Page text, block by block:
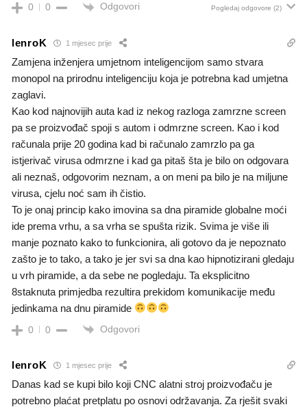
0 0 Odgovori Pogledaj odgovore (2)
lenroK 1 mjesec prije
Zamjena inženjera umjetnom inteligencijom samo stvara
monopol na prirodnu inteligenciju koja je potrebna kad umjetna
zaglavi.
Kao kod najnovijih auta kad iz nekog razloga zamrzne screen
pa se proizvođač spoji s autom i odmrzne screen. Kao i kod
računala prije 20 godina kad bi računalo zamrzlo pa ga
istjerivač virusa odmrzne i kad ga pitaš šta je bilo on odgovara
ali neznaš, odgovorim neznam, a on meni pa bilo je na miljune
virusa, cjelu noć sam ih čistio.
To je onaj princip kako imovina sa dna piramide globalne moći
ide prema vrhu, a sa vrha se spušta rizik. Svima je više ili
manje poznato kako to funkcionira, ali gotovo da je nepoznato
zašto je to tako, a tako je jer svi sa dna kao hipnotizirani gledaju
u vrh piramide, a da sebe ne pogledaju. Ta eksplicitno
8staknuta primjedba rezultira prekidom komunikacije među
jedinkama na dnu piramide
0 0 Odgovori
lenroK 1 mjesec prije
Danas kad se kupi bilo koji CNC alatni stroj proizvođaču je
potrebno plaćat pretplatu po osnovi održavanja. Za rješit svaki